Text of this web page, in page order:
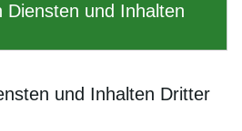
Diensten und Inhalten
und Inhalten Dritter